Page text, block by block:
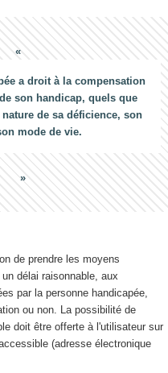
a droit à la compensation
son handicap, quels que
de sa déficience, son
mode de vie.
de prendre les moyens
délai raisonnable, aux
par la personne handicapée,
ou non. La possibilité de
doit être offerte à l'utilisateur sur
(adresse électronique